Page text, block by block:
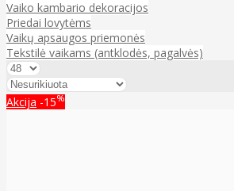
Vaiko kambario dekoracijos
Priedai lovytėms
Vaikų apsaugos priemonės
Tekstilė vaikams (antklodės, pagalvės)
Akcija -15%